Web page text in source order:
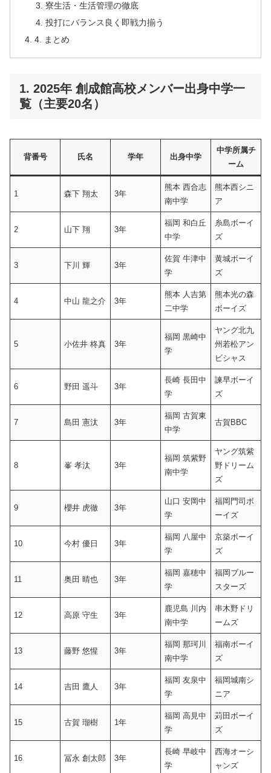
寮生活・生活管理の徹底
投打にバランス良く即戦力揃う
4. まとめ
1. 2025年 創成館高校メンバー出身中学一
覧（主要20名）
背番号 氏名 学年 出身中学
中学所属チ
ーム
1 森下 翔太 3年
熊本 西合志
南中学
熊本西シニ
ア
2 山下 翔 3年
福岡 和白丘
中学
糸島ボーイ
ズ
3 下川 輝 3年
佐賀 牛津中
学
黄城ボーイ
ズ
4 中山 龍之介 3年
熊本 人吉第
二中学
熊本光の森
ボーイズ
5 小佐井 柊真 3年
福岡 黒崎中
学
ヤング北九
州若松アン
ビシャス
6 野田 遥斗 3年
長崎 長田中
学
諫早ボーイ
ズ
7 島田 憲汰 3年
福岡 古賀東
中学
古賀BBC
8 峯 孝汰 3年
福岡 筑紫野
南中学
ヤング筑紫
野ドリーム
ズ
9 櫻井 虎徹 3年
山口 安岡中
学
福岡門司ボ
ーイズ
10 今村 優日 3年
福岡 八屋中
学
京築ボーイ
ズ
11 奥田 晴也 3年
福岡 嘉穂中
学
福岡ブルー
スターズ
12 高原 守生 3年
鹿児島 川内
南中学
串木野ドリ
ームズ
13 藤野 悠惺 3年
福岡 那珂川
南中学
福南ボーイ
ズ
14 吉田 鷹人 3年
福岡 友泉中
学
福岡城南シ
ニア
15 古賀 瑠樹 1年
福岡 高見中
学
苅田ボーイ
ズ
16 冨永 創太郎 3年
長崎 早岐中
学
西海オーシ
ャンズ